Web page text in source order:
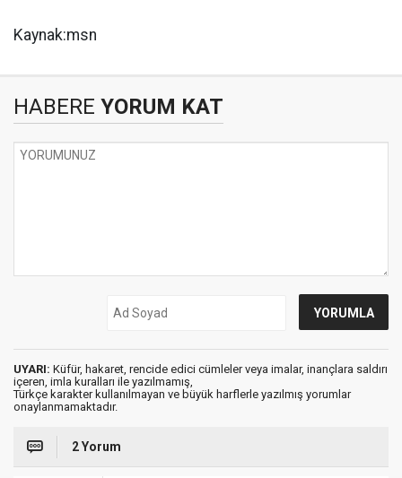
Kaynak:msn
HABERE YORUM KAT
UYARI: Küfür, hakaret, rencide edici cümleler veya imalar, inançlara saldırı
içeren, imla kuralları ile yazılmamış,
Türkçe karakter kullanılmayan ve büyük harflerle yazılmış yorumlar
onaylanmamaktadır.
2 Yorum